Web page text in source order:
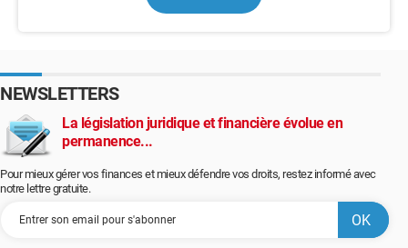
NEWSLETTERS
La législation juridique et financière évolue en
permanence...
Pour mieux gérer vos finances et mieux défendre vos droits, restez informé avec
notre lettre gratuite.